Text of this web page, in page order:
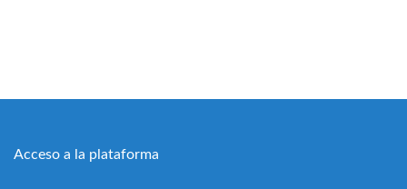
Acceso a la plataforma